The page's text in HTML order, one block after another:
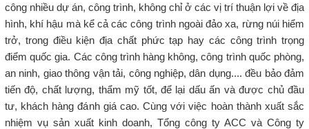
công nhiều dự án, công trình, không chỉ ở các vị trí thuận lợi về địa
hình, khí hậu mà kể cả các công trình ngoài đảo xa, rừng núi hiểm
trở, trong điều kiện địa chất phức tạp hay các công trình trọng
điểm quốc gia. Các công trình hàng không, công trình quốc phòng,
an ninh, giao thông vận tải, công nghiệp, dân dụng.... đều bảo đảm
tiến độ, chất lượng, thẩm mỹ tốt, để lại dấu ấn và được chủ đầu
tư, khách hàng đánh giá cao. Cùng với việc hoàn thành xuất sắc
nhiệm vụ sản xuất kinh doanh, Tổng công ty ACC và Công ty